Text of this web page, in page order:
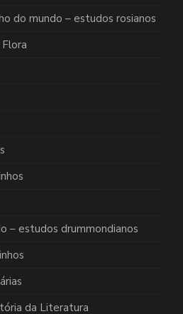
do mundo – estudos rosianos
– estudos drummondianos
da Literatura